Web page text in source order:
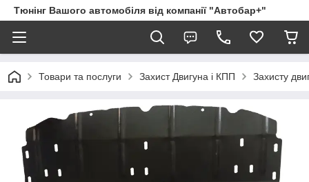
Тюнінг Вашого автомобіля від компанії "Автобар+"
Товари та послуги Захист Двигуна і КПП Захисту